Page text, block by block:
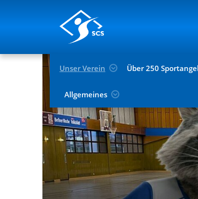
Unser Verein Über 250
Allgemeines